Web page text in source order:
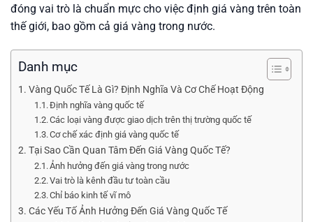
đóng vai trò là chuẩn mực cho việc định giá vàng trên toàn
thế giới, bao gồm cả giá vàng trong nước.
Danh mục
Vàng Quốc Tế Là Gì? Định Nghĩa Và Cơ Chế Hoạt Động
Định nghĩa vàng quốc tế
Các loại vàng được giao dịch trên thị trường quốc tế
Cơ chế xác định giá vàng quốc tế
Tại Sao Cần Quan Tâm Đến Giá Vàng Quốc Tế?
Ảnh hưởng đến giá vàng trong nước
Vai trò là kênh đầu tư toàn cầu
Chỉ báo kinh tế vĩ mô
Các Yếu Tố Ảnh Hưởng Đến Giá Vàng Quốc Tế